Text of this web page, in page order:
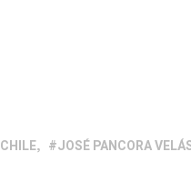
CHILE JOSÉ PANCORA